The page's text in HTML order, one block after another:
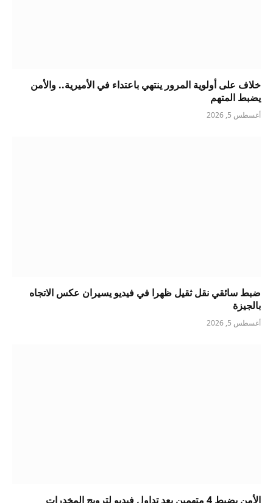
خلاف على أولوية المرور ينتهي باعتداء في الأميرية.. والأمن
يضبط المتهم
أغسطس 5, 2026
ضبط سائقي نقل ثقيل ظهرا في فيديو يسيران عكس الاتجاه
بالجيزة
أغسطس 5, 2026
الأمن يضبط 4 متهمين بعد تداول فيديو لترويج المخدرات